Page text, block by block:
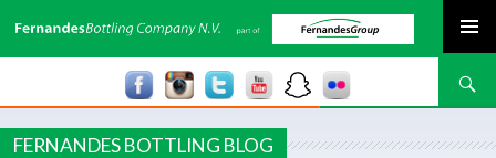
Zoeken
FERNANDES BOTTLING BLOG